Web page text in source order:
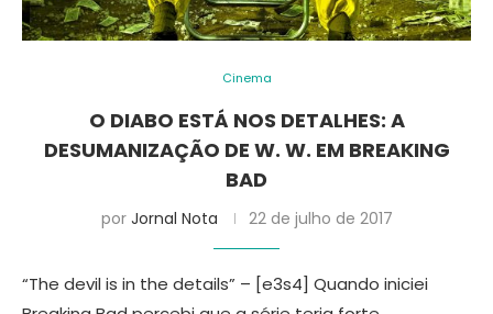
Cinema
O DIABO ESTÁ NOS DETALHES: A
DESUMANIZAÇÃO DE W. W. EM BREAKING
BAD
por Jornal Nota 22 de julho de 2017
“The devil is in the details” – [e3s4] Quando iniciei